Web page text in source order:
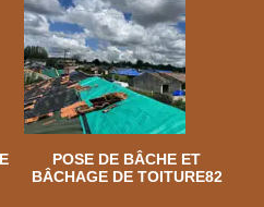
POSE DE BÂCHE ET
BÂCHAGE DE TOITURE82